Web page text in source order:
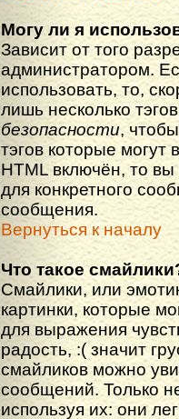
Могу ли я
Зависит от того
администратором.
использовать, то,
лишь несколько
безопасности,
тэгов которые
HTML включён, то
для конкретного
сообщения.
Вернуться к началу
Что такое
Смайлики, или
картинки, которые
для выражения
радость, :( значит
смайликов можно
сообщений. Только
используя их: они